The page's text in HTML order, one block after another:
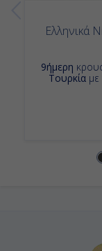
Ελληνικά
9ήμερη
Τουρκίαμε